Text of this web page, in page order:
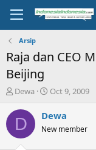
Arsip
Raja dan CEO
Beijing
T
r
a
Dewa
S
a
t
Oct 9, 2009
D Dewa
New member